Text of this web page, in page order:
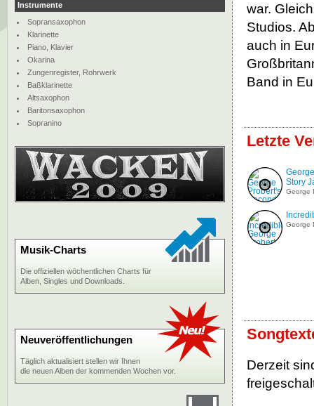
war.
Studios.
auch in
Band in
Letzte
Story
George
George
Derzeit
Instrumente
Sopransaxophon
Klarinette
Piano, Klavier
Okarina
Zungenregister, Rohrwerk
Baßklarinette
Altsaxophon
Baritonsaxophon
Sopranino
Musik-Charts
Die offiziellen wöchentlichen Charts für
Alben, Singles und Downloads.
Neuveröffentlichungen
Täglich aktualisiert stellen wir Ihnen
die neuen Alben der kommenden Wochen vor.